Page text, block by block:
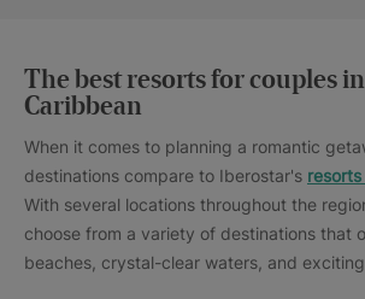
The best resorts for couples
Caribbean
When it comes to planning a romantic
destinations compare to Iberostar's
With several locations throughout the
choose from a variety of destinations that
beaches, crystal-clear waters, and